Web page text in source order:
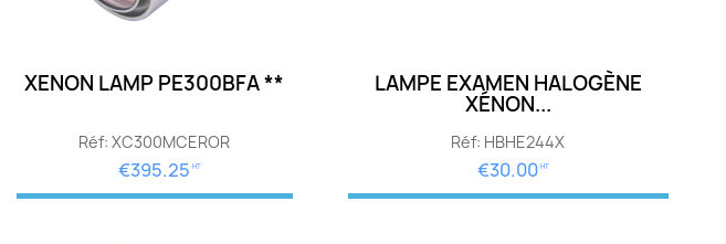
XENON LAMP PE300BFA **
Réf: XC300MCEROR
€395.25 HT
LAMPE EXAMEN HALOGÈNE
XÉNON...
Réf: HBHE244X
€30.00 HT